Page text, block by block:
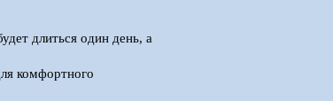
длиться один день, а
комфортного